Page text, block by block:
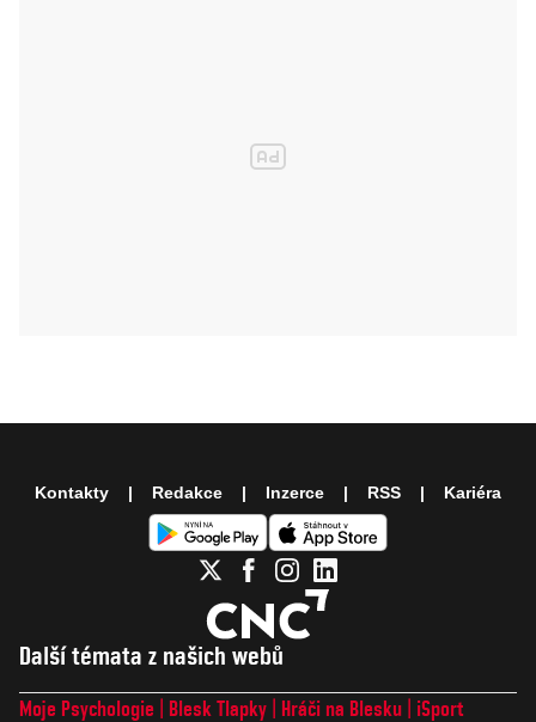
Další témata z našich webů
Moje Psychologie Blesk Tlapky Hráči na Blesku
iSport
Kontakty Redakce Inzerce RSS Kariéra